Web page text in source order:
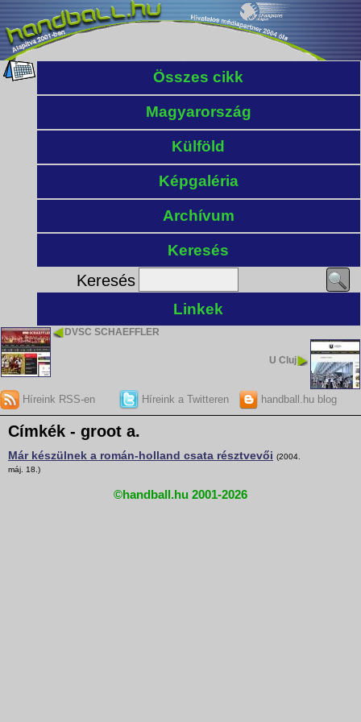
Összes cikk
Magyarország
Külföld
Képgaléria
Archívum
Keresés
Keresés
Linkek
DVSC SCHAEFFLER
U Cluj
Híreink RSS-en Híreink a Twitteren handball.hu blog
Címkék - groot a.
Már készülnek a román-holland csata résztvevői (2004.
máj. 18.)
©handball.hu 2001-2026